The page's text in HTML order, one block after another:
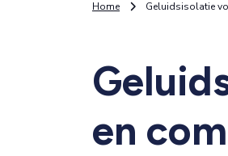
Home Geluidsisolatie
en